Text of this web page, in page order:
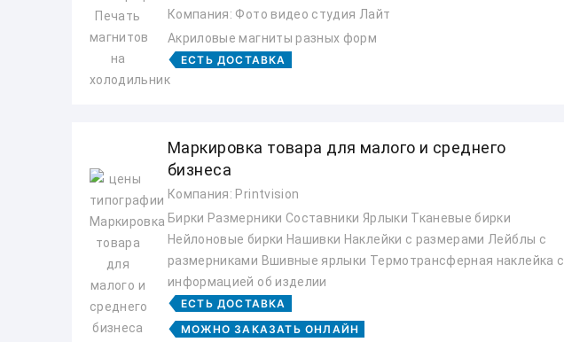
Компания: Фото видео студия Лайт
Акриловые магниты разных форм
ЕСТЬ ДОСТАВКА
Маркировка товара для малого и среднего
бизнеса
Компания: Printvision
Бирки Размерники Составники Ярлыки Тканевые бирки
Нейлоновые бирки Нашивки Наклейки с размерами Лейблы с
размерниками Вшивные ярлыки Термотрансферная наклейка с
информацией об изделии
ЕСТЬ ДОСТАВКА
МОЖНО ЗАКАЗАТЬ ОНЛАЙН